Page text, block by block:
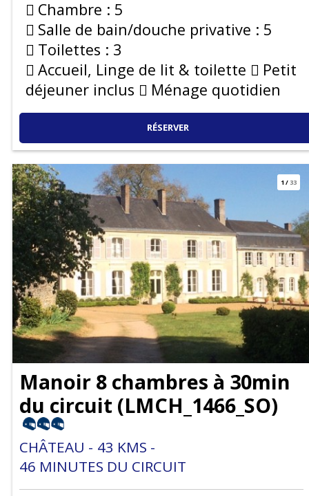
Chambre : 5
Salle de bain/douche privative : 5
Toilettes : 3
Accueil, Linge de lit & toilette
Petit
déjeuner inclus
Ménage quotidien
RÉSERVER
1/ 33
Manoir 8 chambres à 30min
du circuit (LMCH_1466_SO)
CHÂTEAU 43 KMS
46 MINUTES DU CIRCUIT